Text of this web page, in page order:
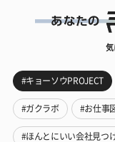
気
#キョーソウPROJECT
#ガクラボ #お仕事
#ほんとにいい会社見つ